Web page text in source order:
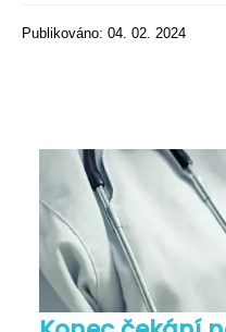
Publikováno: 04. 02. 2024